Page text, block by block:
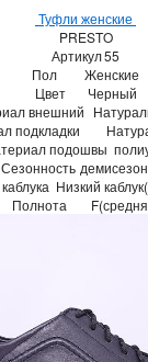
Туфли женские
PRESTO
Артикул55
Пол
Женские
Цвет
Черный
внешний
подкладки
подошвы
Сезонность
Низкий
Полнота